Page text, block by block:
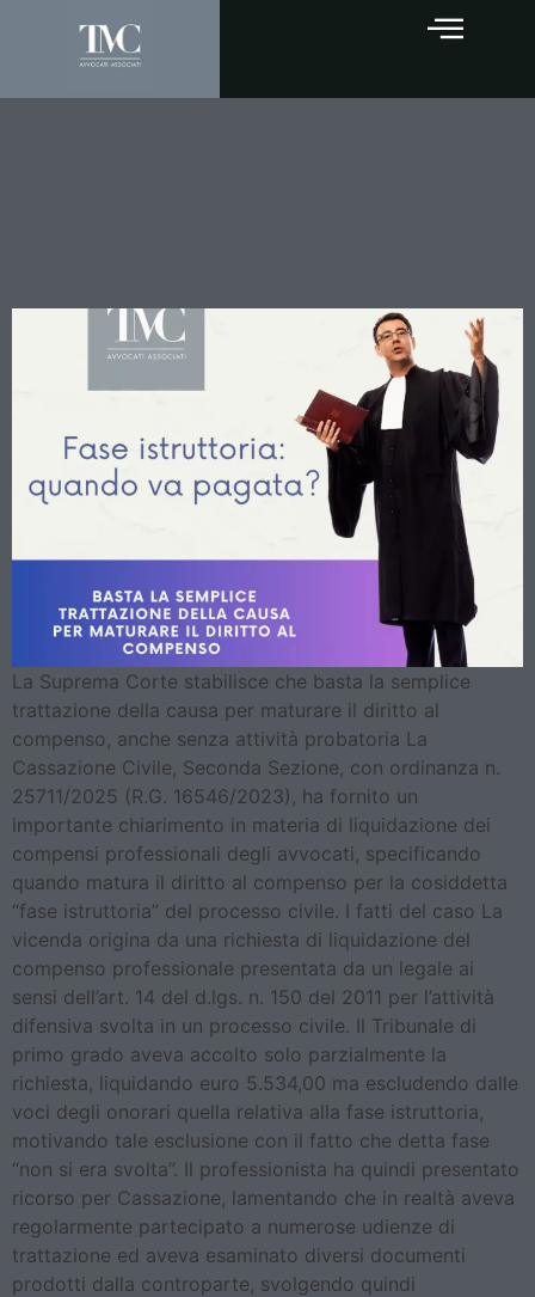
La Suprema Corte stabilisce che basta la semplice
trattazione della causa per maturare il diritto al
compenso, anche senza attività probatoria La
Cassazione Civile, Seconda Sezione, con ordinanza n.
25711/2025 (R.G. 16546/2023), ha fornito un
importante chiarimento in materia di liquidazione dei
compensi professionali degli avvocati, specificando
quando matura il diritto al compenso per la cosiddetta
“fase istruttoria” del processo civile. I fatti del caso La
vicenda origina da una richiesta di liquidazione del
compenso professionale presentata da un legale ai
sensi dell’art. 14 del d.lgs. n. 150 del 2011 per l’attività
difensiva svolta in un processo civile. Il Tribunale di
primo grado aveva accolto solo parzialmente la
richiesta, liquidando euro 5.534,00 ma escludendo dalle
voci degli onorari quella relativa alla fase istruttoria,
motivando tale esclusione con il fatto che detta fase
“non si era svolta”. Il professionista ha quindi presentato
ricorso per Cassazione, lamentando che in realtà aveva
regolarmente partecipato a numerose udienze di
trattazione ed aveva esaminato diversi documenti
prodotti dalla controparte, svolgendo quindi